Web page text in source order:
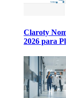
Claroty
2026 para